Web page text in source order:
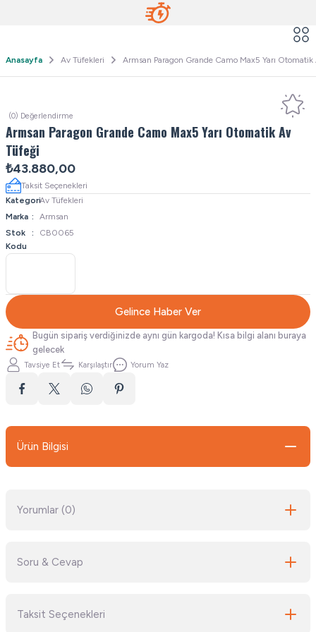
Anasayfa Av Tüfekleri Armsan Paragon Grande Camo Max5 Yarı
(0) Değerlendirme
Armsan Paragon Grande Camo Max5 Yarı Otomatik Av
Tüfeği
₺43.880,00
Taksit Seçenekleri
KategoriAv Tüfekleri
Marka
Armsan
Stok
Kodu
CB0065
Gelince Haber Ver
Bugün sipariş verdiğinizde aynı gün kargoda! Kısa bilgi alanı buraya
gelecek
Tavsiye Et Karşılaştır Yorum Yaz
Ürün Bilgisi
Yorumlar (0)
Soru & Cevap
Taksit Seçenekleri